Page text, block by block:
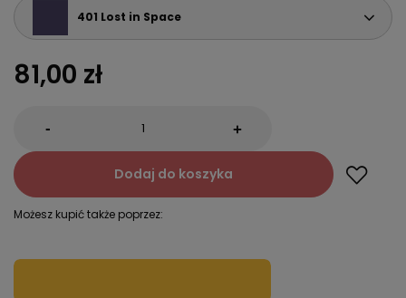
401 Lost in Space
81,00 zł
- +
Dodaj do koszyka
Możesz kupić także poprzez: